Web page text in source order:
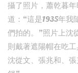
攝了照片，蕭乾暮
道：“這是1935年我
們拍的。”照片上沈
則戴著遮陽帽在吃
沈從文、張兆和、